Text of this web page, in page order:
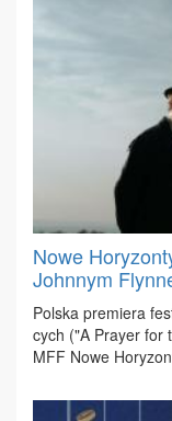
Nowe
Johnnym
Pol­ska pre­mie­ra
cych ("A Pray­er for
MFF No­we